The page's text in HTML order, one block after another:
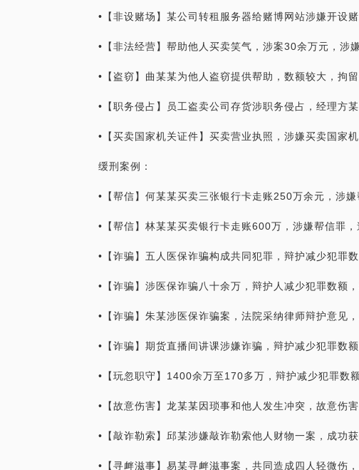
•【非设赌场】某公司转租服务器给赌博网站涉嫌开设
•【非法经营】帮助他人买卖笑气，涉案30余万元，涉
•【盗窃】曲某某为他人盗窃提供帮助，数额较大，拘
•【职务侵占】员工盗卖公司存货涉职务侵占，经理方
•【买卖国家机关证件】买卖营业执照，涉嫌买卖国家
缓刑案例：
•【帮信】何某某买卖三张银行卡走账250万余元，涉嫌
•【帮信】林某某买卖银行卡走账600万，涉嫌帮信罪，
•【诈骗】五人医保诈骗构成共同犯罪，辩护减少犯罪
•【诈骗】涉医保诈骗八十余万，辩护人减少犯罪数额
•【诈骗】朱某涉医保诈骗案，法院采纳律师辩护意见
•【诈骗】期货直播间讲课涉嫌诈骗，辩护减少犯罪数
•【玩忽职守】1400余万至170多万，辩护减少犯罪数
•【故意伤害】龙某某因琐事和他人发生冲突，故意伤
•【敲诈勒索】邱某涉嫌敲诈勒索他人财物一案，成功获
•【寻衅滋事】易某寻衅滋事案，共同造成四人轻微伤